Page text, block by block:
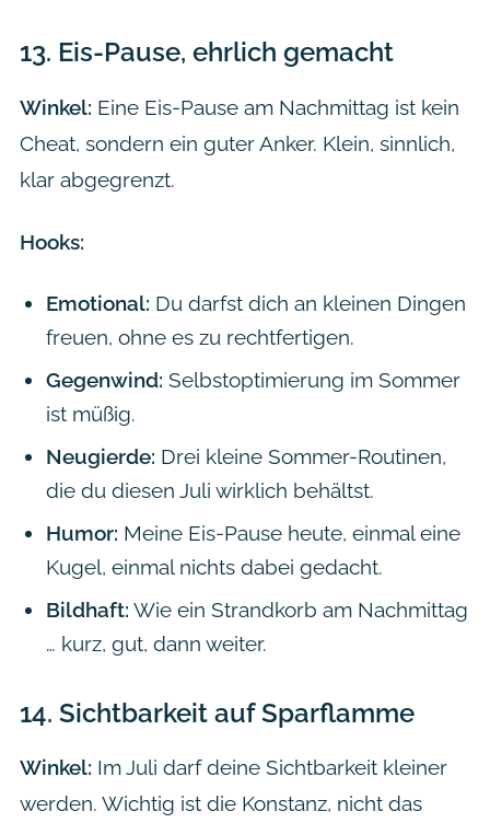
13. Eis-Pause, ehrlich gemacht
Winkel: Eine Eis-Pause am Nachmittag ist kein
Cheat, sondern ein guter Anker. Klein, sinnlich,
klar abgegrenzt.
Hooks:
Emotional: Du darfst dich an kleinen Dingen
freuen, ohne es zu rechtfertigen.
Gegenwind: Selbstoptimierung im Sommer
ist müßig.
Neugierde: Drei kleine Sommer-Routinen,
die du diesen Juli wirklich behältst.
Humor: Meine Eis-Pause heute, einmal eine
Kugel, einmal nichts dabei gedacht.
Bildhaft: Wie ein Strandkorb am Nachmittag
… kurz, gut, dann weiter.
14. Sichtbarkeit auf Sparflamme
Winkel: Im Juli darf deine Sichtbarkeit kleiner
werden. Wichtig ist die Konstanz, nicht das